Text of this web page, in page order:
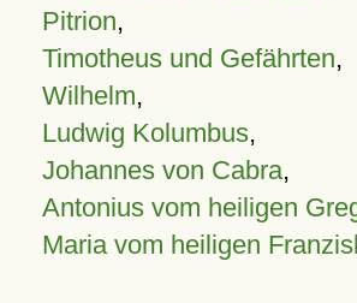
Pitrion,
Timotheus und Gefährten,
Wilhelm,
Ludwig Kolumbus,
Johannes von Cabra,
Antonius vom heiligen
Maria vom heiligen